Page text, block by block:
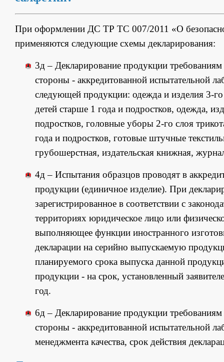
При оформлении ДС ТР ТС 007/2011 «О
применяются следующие схемы декларирования:
3д – Декларирование продукции требованиям
стороны - аккредитованной испытательной
следующей продукции: одежда и изделия 3-
детей старше 1 года и подростков, одежда,
подростков, головные уборы 2-го слоя
года и подростков, готовые штучные
грубошерстная, издательская книжная,
4д – Испытания образцов проводят в
продукции (единичное изделие). При
зарегистрированное в соответствии с
территориях юридическое лицо или
выполняющее функции иностранного
декларации на серийно выпускаемую
планируемого срока выпуска данной
продукции - на срок, установленный
год.
6д – Декларирование продукции требованиям
стороны - аккредитованной испытательной
менеджмента качества, срок действия